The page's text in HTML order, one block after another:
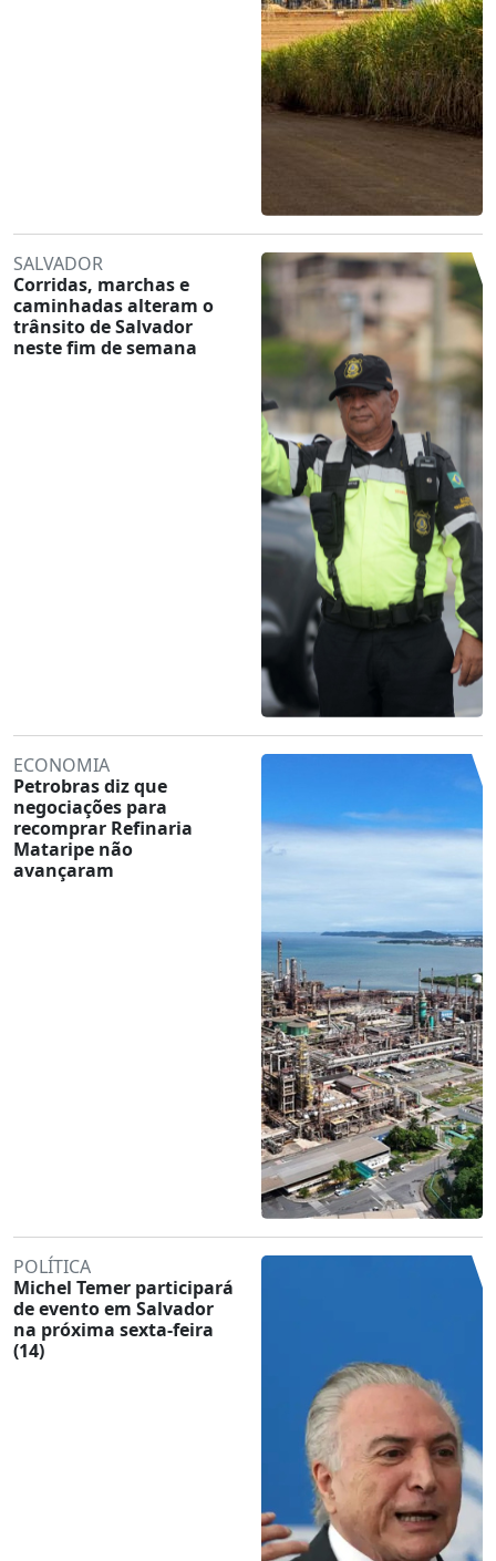
SALVADOR
Corridas, marchas e
caminhadas alteram o
trânsito de Salvador
neste fim de semana
ECONOMIA
Petrobras diz que
negociações para
recomprar Refinaria
Mataripe não
avançaram
POLÍTICA
Michel Temer participará
de evento em Salvador
na próxima sexta-feira
(14)